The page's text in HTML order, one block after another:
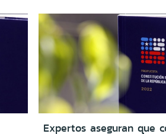
Expertos aseguran que